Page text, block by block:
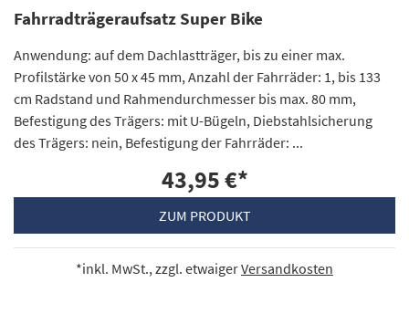
Fahrradträgeraufsatz Super Bike
Anwendung: auf dem Dachlastträger, bis zu einer max.
Profilstärke von 50 x 45 mm, Anzahl der Fahrräder: 1, bis 133
cm Radstand und Rahmendurchmesser bis max. 80 mm,
Befestigung des Trägers: mit U-Bügeln, Diebstahlsicherung
des Trägers: nein, Befestigung der Fahrräder: ...
43,95 €*
ZUM PRODUKT
*inkl. MwSt., zzgl. etwaigerVersandkosten